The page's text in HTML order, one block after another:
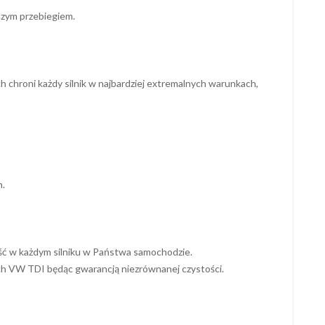
przebiegiem.
każdy silnik w najbardziej extremalnych warunkach,
w każdym silniku w Państwa samochodzie.
VW TDI będąc gwarancją niezrównanej czystości.